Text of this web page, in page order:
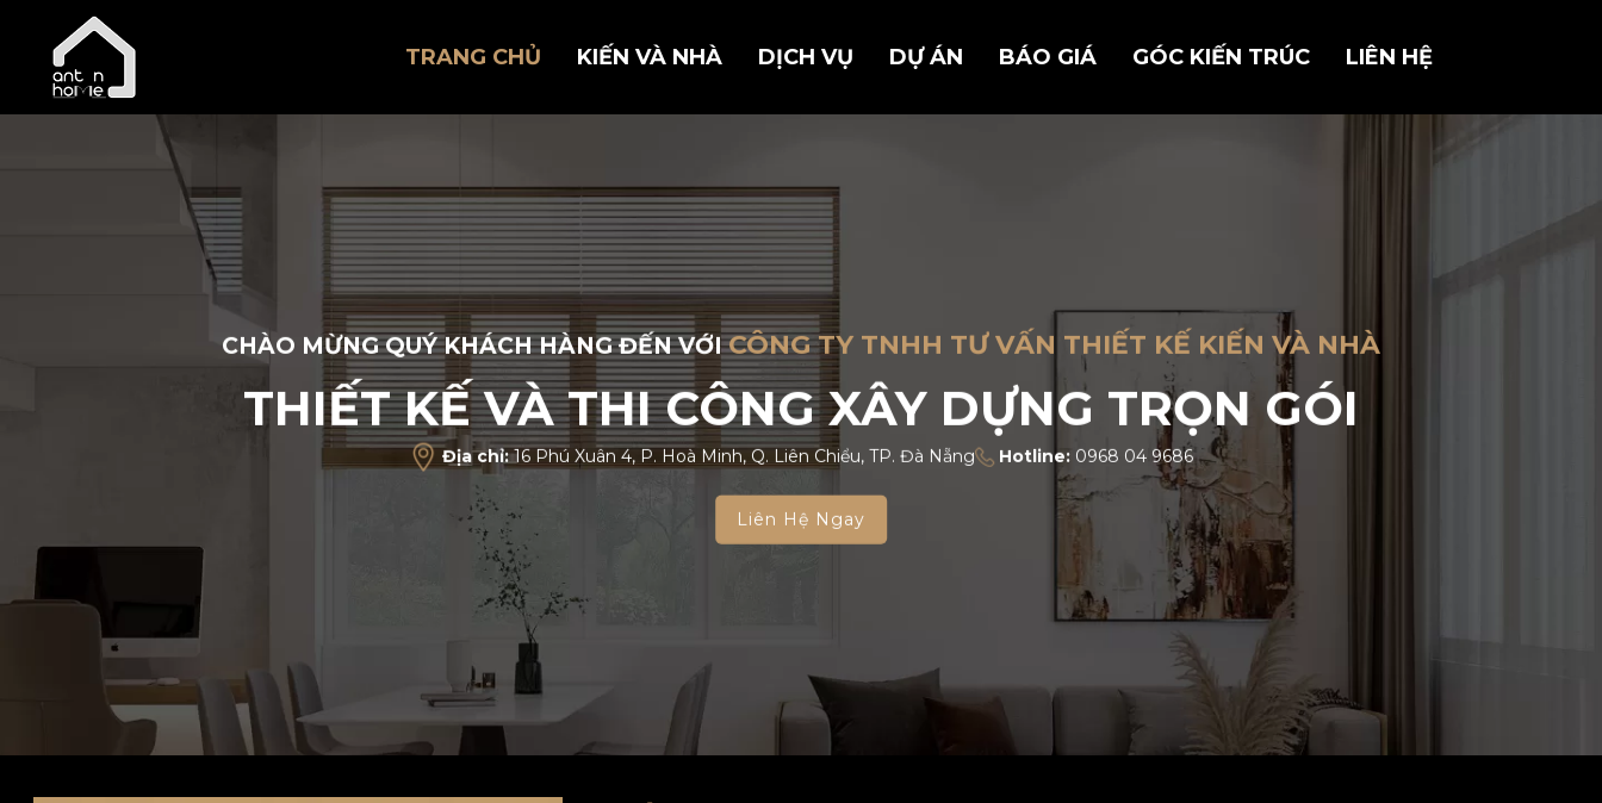
TRANG CHỦ KIẾN VÀ NHÀ DỊCH VỤ DỰ ÁN BÁO GIÁ GÓC KIẾN TRÚC LIÊN HỆ
CHÀO MỪNG QUÝ KHÁCH HÀNG ĐẾN VỚICÔNG TY TNHH TƯ VẤN THIẾT KẾ KIẾN VÀ NHÀ
THIẾT KẾ VÀ THI CÔNG XÂY DỰNG TRỌN GÓI
Địa chỉ: 16 Phú Xuân 4, P. Hoà Minh, Q. Liên Chiểu, TP. Đà Nẵng Hotline: 0968 04 9686
Liên Hệ Ngay